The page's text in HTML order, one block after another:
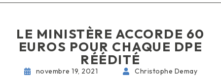
LE MINISTÈRE ACCORDE 60
EUROS POUR CHAQUE DPE
RÉÉDITÉ
novembre 19, 2021
Christophe Demay